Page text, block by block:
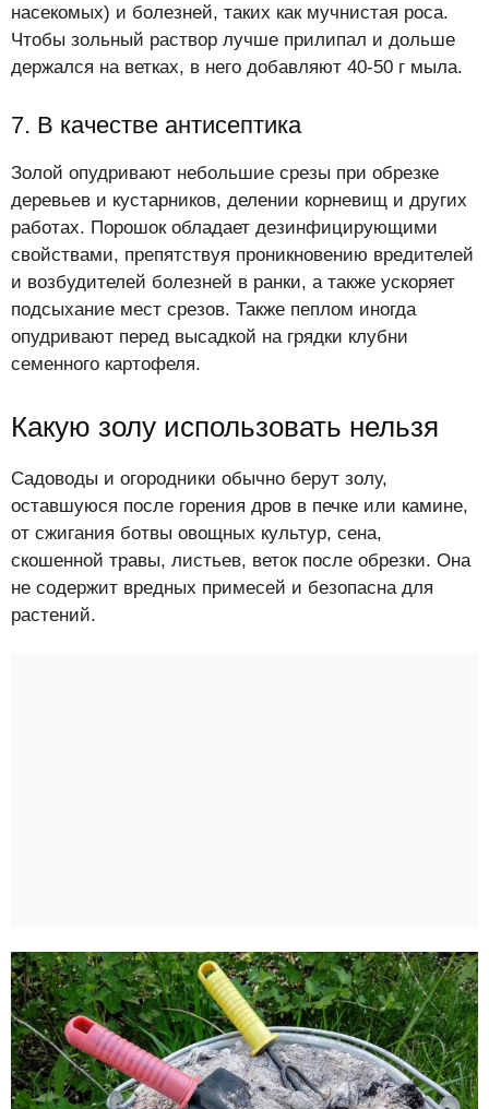
насекомых) и болезней, таких как мучнистая роса.
Чтобы зольный раствор лучше прилипал и дольше
держался на ветках, в него добавляют 40-50 г мыла.
7. В качестве антисептика
Золой опудривают небольшие срезы при обрезке
деревьев и кустарников, делении корневищ и других
работах. Порошок обладает дезинфицирующими
свойствами, препятствуя проникновению вредителей
и возбудителей болезней в ранки, а также ускоряет
подсыхание мест срезов. Также пеплом иногда
опудривают перед высадкой на грядки клубни
семенного картофеля.
Какую золу использовать нельзя
Садоводы и огородники обычно берут золу,
оставшуюся после горения дров в печке или камине,
от сжигания ботвы овощных культур, сена,
скошенной травы, листьев, веток после обрезки. Она
не содержит вредных примесей и безопасна для
растений.